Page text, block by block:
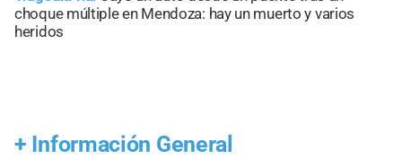
choque múltiple en Mendoza: hay un muerto y varios
heridos
+ Información General